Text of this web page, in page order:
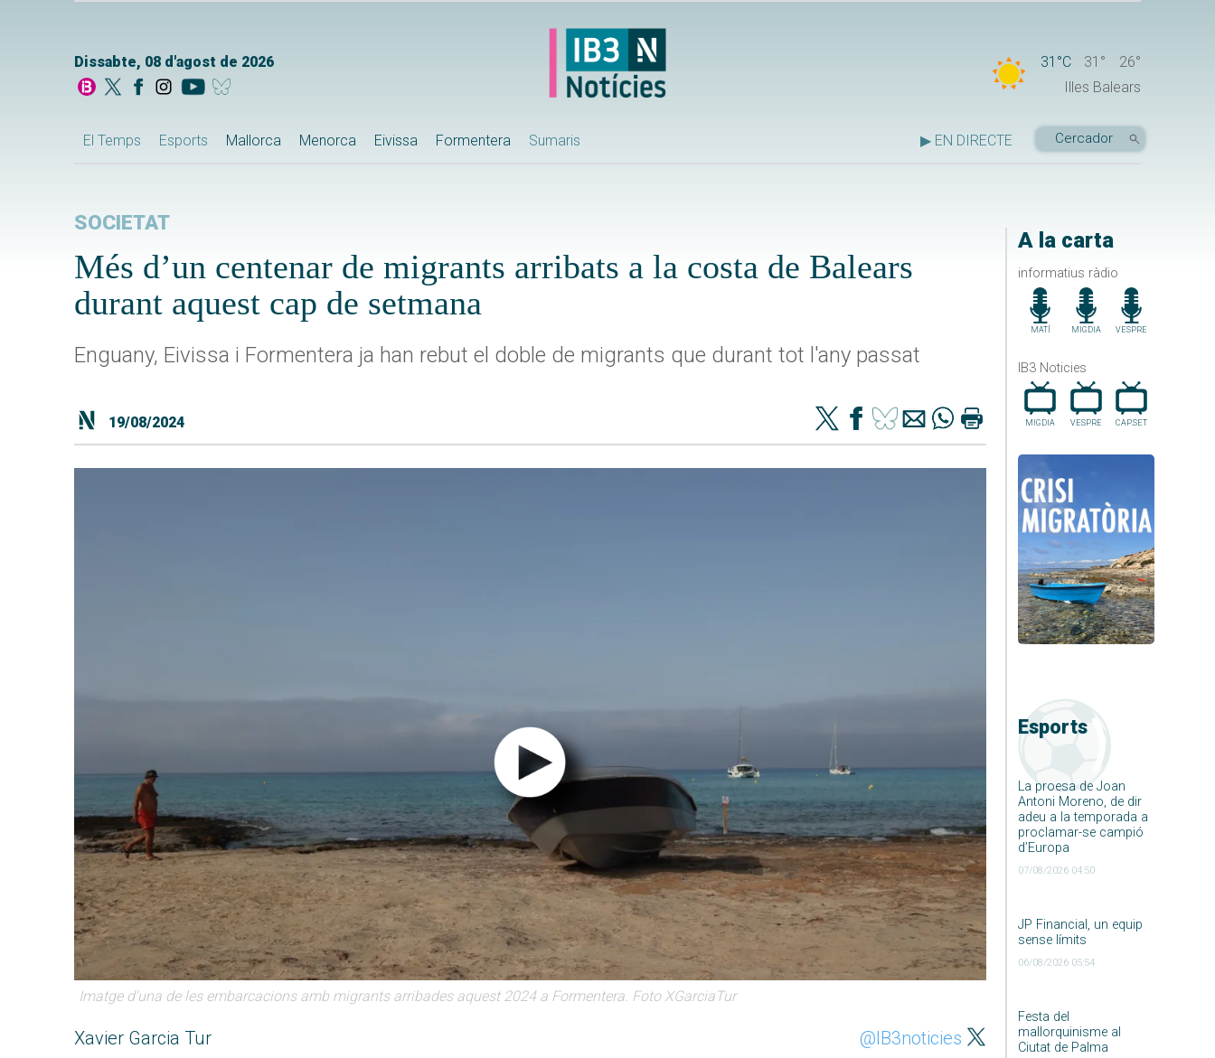
Dissabte, 08 d'agost de 2026 31°C 31°
26°
Illes Balears
El Temps Esports Mallorca Menorca Eivissa Formentera Sumaris ▶ EN DIRECTE
A la carta
informatius ràdio
MATÍ MIGDIA VESPRE
IB3 Noticies
MIGDIA VESPRE CAP.SET
Esports
La proesa de Joan
Antoni Moreno, de dir
adeu a la temporada a
proclamar-se campió
d’Europa
07/08/2026 04:50
JP Financial, un equip
sense límits
06/08/2026 05:54
Festa del
mallorquinisme al
Ciutat de Palma
SOCIETAT
Més d’un centenar de migrants arribats a la costa de Balears
durant aquest cap de setmana
Enguany, Eivissa i Formentera ja han rebut el doble de migrants que durant tot l'any passat
19/08/2024
Imatge d'una de les embarcacions amb migrants arribades aquest 2024 a Formentera. Foto XGarciaTur
Xavier Garcia Tur @IB3noticies